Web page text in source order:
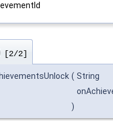
[2/2]
( String
)